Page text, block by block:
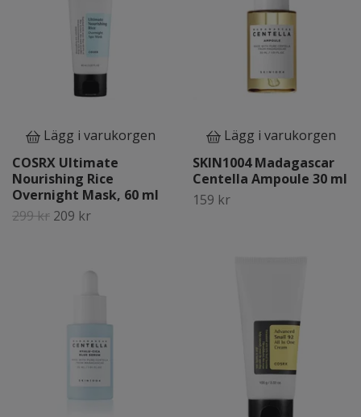
Lägg i varukorgen
COSRX Ultimate
Nourishing Rice
Overnight Mask, 60 ml
299 kr 209 kr
Lägg i varukorgen
SKIN1004 Madagascar
Centella Ampoule 30 ml
159 kr